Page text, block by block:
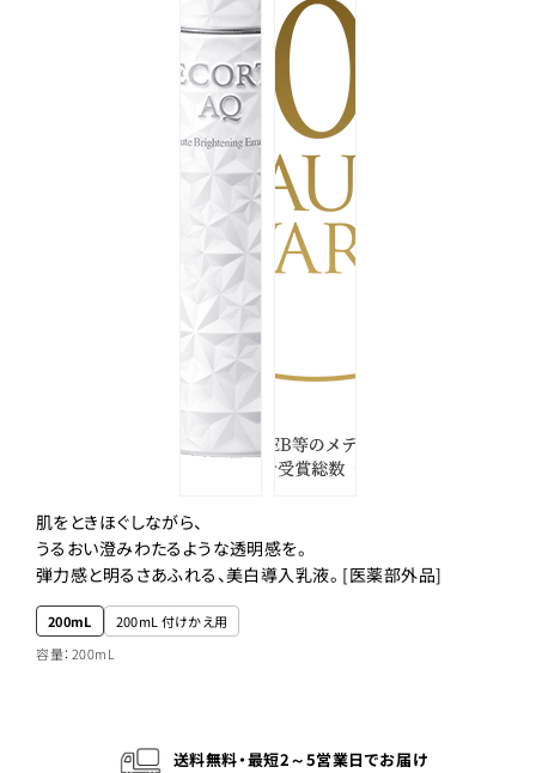
肌をときほぐしながら、
うるおい澄みわたるような透明感を。
弾力感と明るさあふれる、美白導入乳液。 [医薬部外品]
200mL
200mL 付けかえ用
容量：200mL
送料無料・最短2～5営業日でお届け